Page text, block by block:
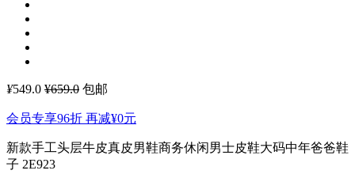
¥549.0 ¥659.0 包邮
会员专享96折 再减¥0元
新款手工头层牛皮真皮男鞋商务休闲男士皮鞋大码中年爸爸鞋
子 2E923